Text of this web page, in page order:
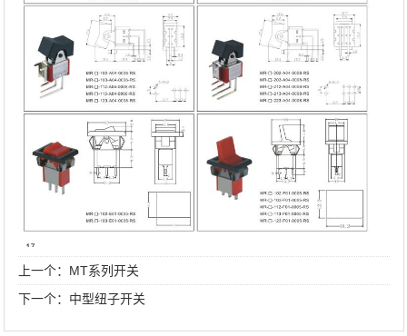
上一个： MT系列开关
下一个： 中型纽子开关